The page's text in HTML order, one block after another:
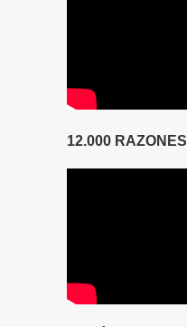
12.000 RAZONES